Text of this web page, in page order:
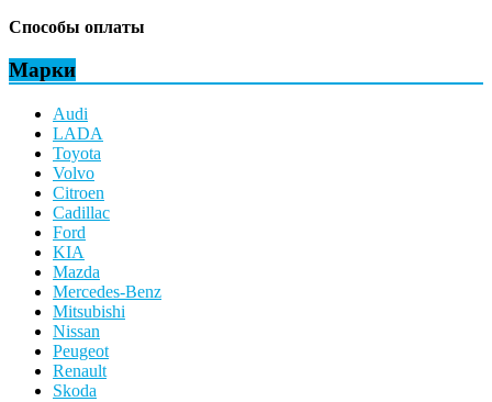
Способы оплаты
Марки
Audi
LADA
Toyota
Volvo
Citroen
Cadillac
Ford
KIA
Mazda
Mercedes-Benz
Mitsubishi
Nissan
Peugeot
Renault
Skoda